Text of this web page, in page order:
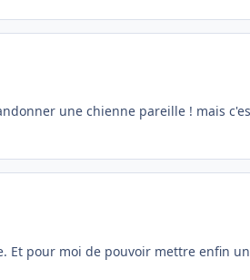
une chienne pareille ! mais
pour moi de pouvoir mettre enfin